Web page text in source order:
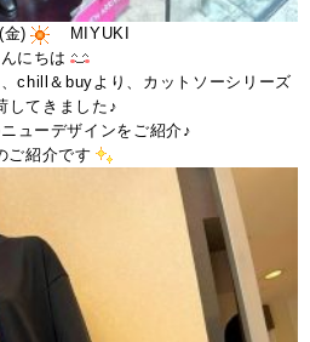
金)
MIYUKI
にちは
chill＆buyより、カットソーシリーズ
してきました♪
ューデザインをご紹介♪
ご紹介です